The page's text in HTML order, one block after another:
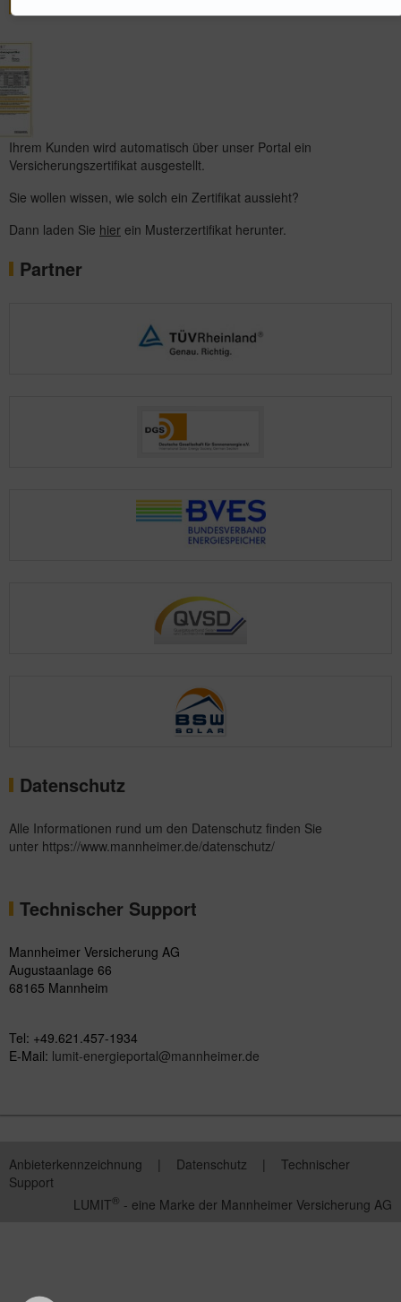
Ihrem Kunden wird automatisch über unser Portal ein
Versicherungszertifikat ausgestellt.
Sie wollen wissen, wie solch ein Zertifikat aussieht?
Dann laden Sie hier ein Musterzertifikat herunter.
Partner
Datenschutz
Alle Informationen rund um den Datenschutz finden Sie
unter https://www.mannheimer.de/datenschutz/
Technischer Support
Mannheimer Versicherung AG
Augustaanlage 66
68165 Mannheim
Tel: +49.621.457-1934
E-Mail: lumit-energieportal@mannheimer.de
Anbieterkennzeichnung | Datenschutz |
Technischer
Support
LUMIT® - eine Marke der Mannheimer Versicherung AG